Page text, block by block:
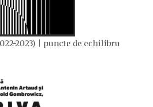
2023) | puncte de echilibru